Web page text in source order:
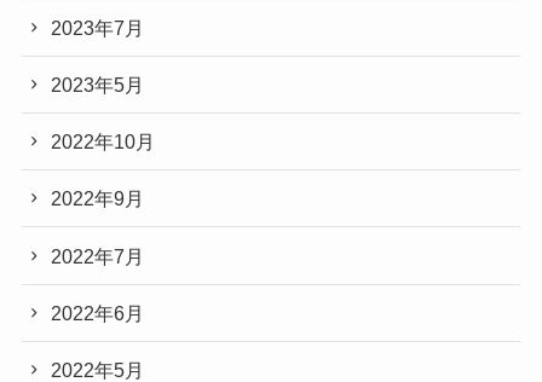
2023年7月
2023年5月
2022年10月
2022年9月
2022年7月
2022年6月
2022年5月